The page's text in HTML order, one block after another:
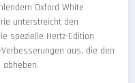
Oxford White
unterstreicht den
spezielle Hertz-Edition
aus, die den
abheben.